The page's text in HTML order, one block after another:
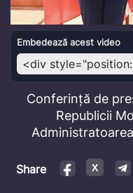
Embedează acest video
Conferință de
Republicii
Share